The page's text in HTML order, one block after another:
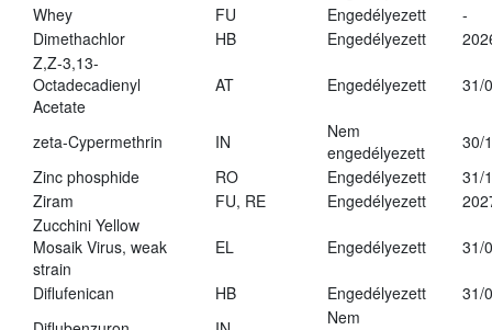
Whey
FU Engedélyezett
-
Dimethachlor
HB Engedélyezett
Z,Z-3,13-
Octadecadienyl
Acetate
AT Engedélyezett 31/
zeta-Cypermethrin IN
Nem
engedélyezett
30/
Zinc phosphide
RO Engedélyezett
31/
Ziram
FU, RE Engedélyezett
Zucchini Yellow
Mosaik Virus, weak
strain
EL Engedélyezett 31/
Diflufenican HB Engedélyezett
31/
Nem